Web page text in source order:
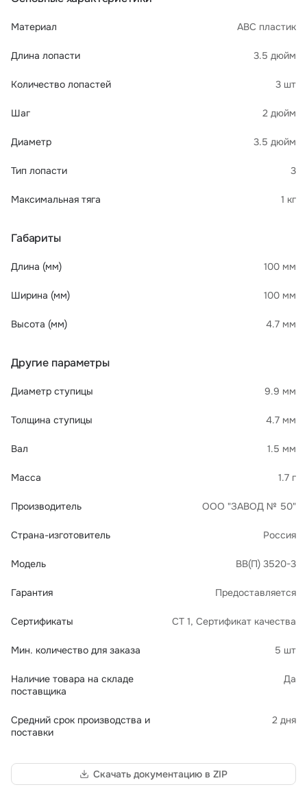
Материал АВС пластик
Длина лопасти 3.5 дюйм
Количество лопастей 3 шт
Шаг 2 дюйм
Диаметр 3.5 дюйм
Тип лопасти 3
Максимальная тяга 1 кг
Габариты
Длина (мм) 100 мм
Ширина (мм) 100 мм
Высота (мм) 4.7 мм
Другие параметры
Диаметр ступицы 9.9 мм
Толщина ступицы 4.7 мм
Вал 1.5 мм
Масса 1.7 г
Производитель ООО "ЗАВОД № 50"
Страна-изготовитель Россия
Модель ВВ(П) 3520-3
Гарантия Предоставляется
Сертификаты СТ 1, Сертификат качества
Мин. количество для заказа 5 шт
Наличие товара на складе
поставщика
Да
Средний срок производства и
поставки
2 дня
Скачать документацию в ZIP